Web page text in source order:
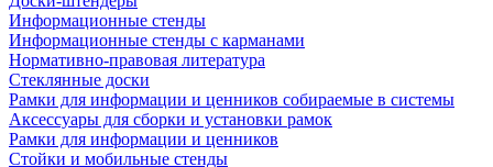
Информационные стенды
Информационные стенды с карманами
Нормативно-правовая литература
Стеклянные доски
Рамки для информации и ценников собираемые в системы
Аксессуары для сборки и установки рамок
Рамки для информации и ценников
Стойки и мобильные стенды